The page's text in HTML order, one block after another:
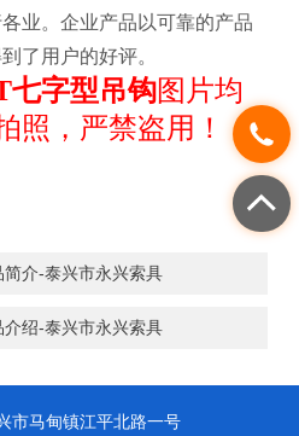
业。企业产品以可靠的产品
了用户的好评。
七字型吊钩图片均
照，严禁盗用！
简介-泰兴市永兴索具
绍-泰兴市永兴索具
市马甸镇江平北路一号